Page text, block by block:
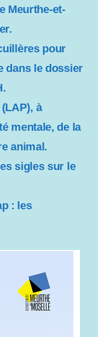
Meurthe-et-
pour
dans le dossier
à
mentale, de la
animal.
sigles sur le
: les